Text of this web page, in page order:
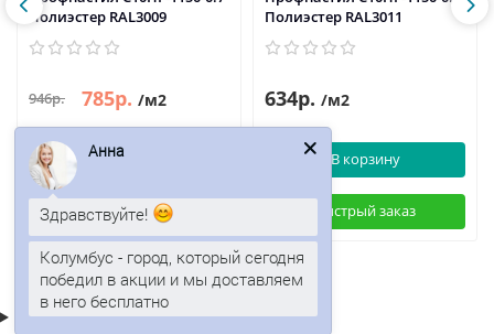
Полиэстер RAL3009
946р. 785р. /м2
В корзину
Быстрый заказ
Полиэстер RAL3011
634р. /м2
В корзину
Быстрый заказ
Анна
Здравствуйте!
Колумбус - город, который сегодня
победил в акции и мы доставляем
в него бесплатно